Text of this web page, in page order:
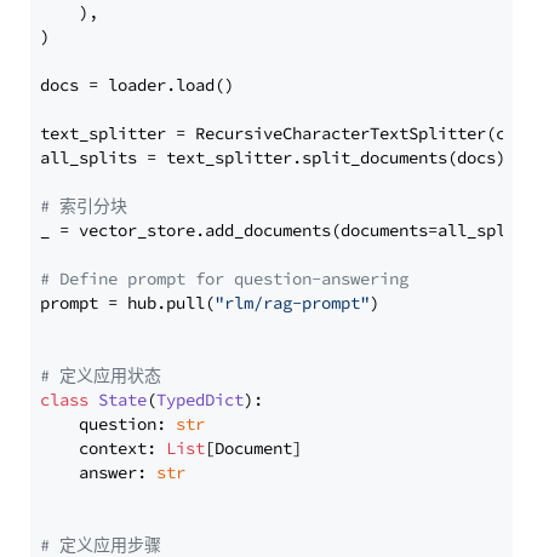
    ),
)
docs = loader.load()
text_splitter =
all_splits = text_splitter.split_documents(docs)
# 索引分块
_ = vector_store.add_documents(documents=all_splits)
# Define prompt for question-answering
prompt = hub.pull("rlm/rag-prompt")
# 定义应用状态
class State(TypedDict):
    question:
str
    context:
List[Document]
    answer:
str
# 定义应用步骤